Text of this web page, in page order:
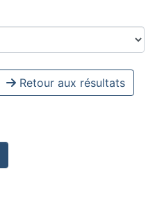
Retour aux résultats